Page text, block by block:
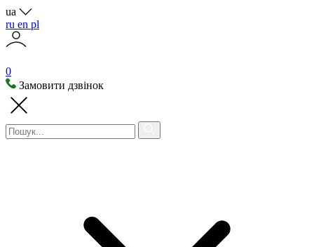
ua
ru en pl
0
Замовити дзвінок